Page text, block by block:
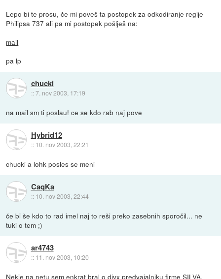
Lepo bi te prosu, če mi poveš ta postopek za odkodiranje regije
Philipsa 737 ali pa mi postopek pošlješ na:
mail
pa lp
chucki
::7. nov 2003, 17:19
na mail sm ti poslau! ce se kdo rab naj pove
Hybrid12
:: 10. nov 2003, 22:21
chucki a lohk posles se meni
CaqKa
:: 10. nov 2003, 22:44
če bi še kdo to rad imel naj to reši preko zasebnih sporočil... ne
tuki o tem ;)
ar4743
:: 11. nov 2003, 10:20
Nekje na netu sem enkrat bral o divx predvajalniku firme SILVA,